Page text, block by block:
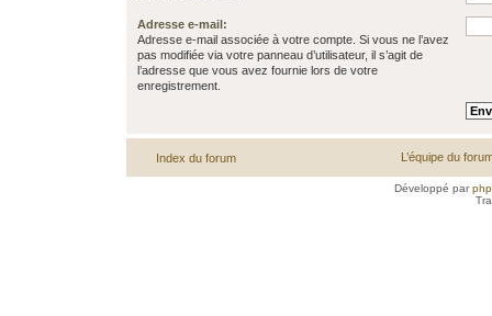
Adresse e-mail:
Adresse e-mail associée à votre compte. Si vous ne l’avez
pas modifiée via votre panneau d’utilisateur, il s’agit de
l’adresse que vous avez fournie lors de votre
enregistrement.
Index du forum L’équipe du
Développé par